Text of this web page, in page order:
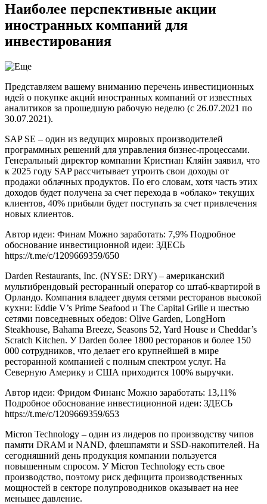
Наиболее перспективные акции
иностранных компаний для
инвестирования
Представляем вашему вниманию перечень инвестиционных
идей о покупке акций иностранных компаний от известных
аналитиков за прошедшую рабочую неделю (с 26.07.2021 по
30.07.2021).
SAP SE – один из ведущих мировых производителей
программных решений для управления бизнес-процессами.
Генеральный директор компании Кристиан Кляйн заявил, что
к 2025 году SAP рассчитывает утроить свои доходы от
продажи облачных продуктов. По его словам, хотя часть этих
доходов будет получена за счет перехода в «облако» текущих
клиентов, 40% прибыли будет поступать за счет привлечения
новых клиентов.
Автор идеи: Финам Можно заработать: 7,9% Подробное
обоснование инвестиционной идеи: ЗДЕСЬ
https://t.me/c/1209669359/650
Darden Restaurants, Inc. (NYSE: DRY) – американский
мультибрендовый ресторанный оператор со штаб-квартирой в
Орландо. Компания владеет двумя сетями ресторанов высокой
кухни: Eddie V’s Prime Seafood и The Capital Grille и шестью
сетями повседневных обедов: Olive Garden, LongHorn
Steakhouse, Bahama Breeze, Seasons 52, Yard House и Cheddar’s
Scratch Kitchen. У Darden более 1800 ресторанов и более 150
000 сотрудников, что делает его крупнейшей в мире
ресторанной компанией с полным спектром услуг. На
Северную Америку и США приходится 100% выручки.
Автор идеи: Фридом Финанс Можно заработать: 13,11%
Подробное обоснование инвестиционной идеи: ЗДЕСЬ
https://t.me/c/1209669359/653
Micron Technology – один из лидеров по производству чипов
памяти DRAM и NAND, флешпамяти и SSD-накопителей. На
сегодняшний день продукция компании пользуется
повышенным спросом. У Micron Technology есть свое
производство, поэтому риск дефицита производственных
мощностей в секторе полупроводников оказывает на нее
меньшее давление.